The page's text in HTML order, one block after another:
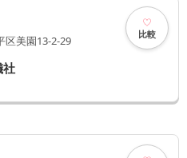
区美園13-2-29 比較
社